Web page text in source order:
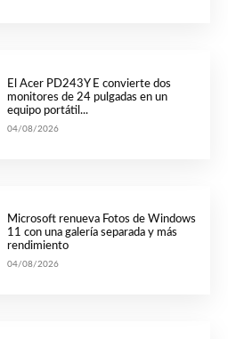
El Acer PD243Y E convierte dos
monitores de 24 pulgadas en un
equipo portátil...
04/08/2026
Microsoft renueva Fotos de Windows
11 con una galería separada y más
rendimiento
04/08/2026